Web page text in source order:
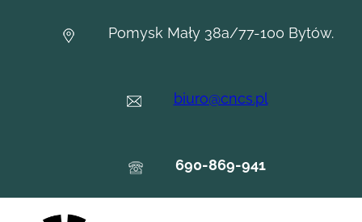
Pomysk Mały 38a/77-100 Bytów.
biuro@cncs.pl
690-869-941